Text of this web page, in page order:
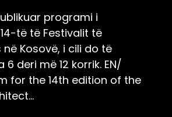
programi i
të të Festivalit të
Kosovë, i cili do të
deri më 12 korrik. EN/
for the 14th edition of the